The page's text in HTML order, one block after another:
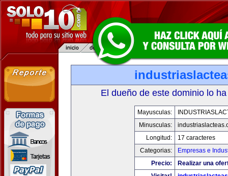
El dueño de este dominio lo
Mayusculas:
Minusculas:
Longitud:
17 caracteres
Categorias:
Empresas e
Precio:
Realizar una